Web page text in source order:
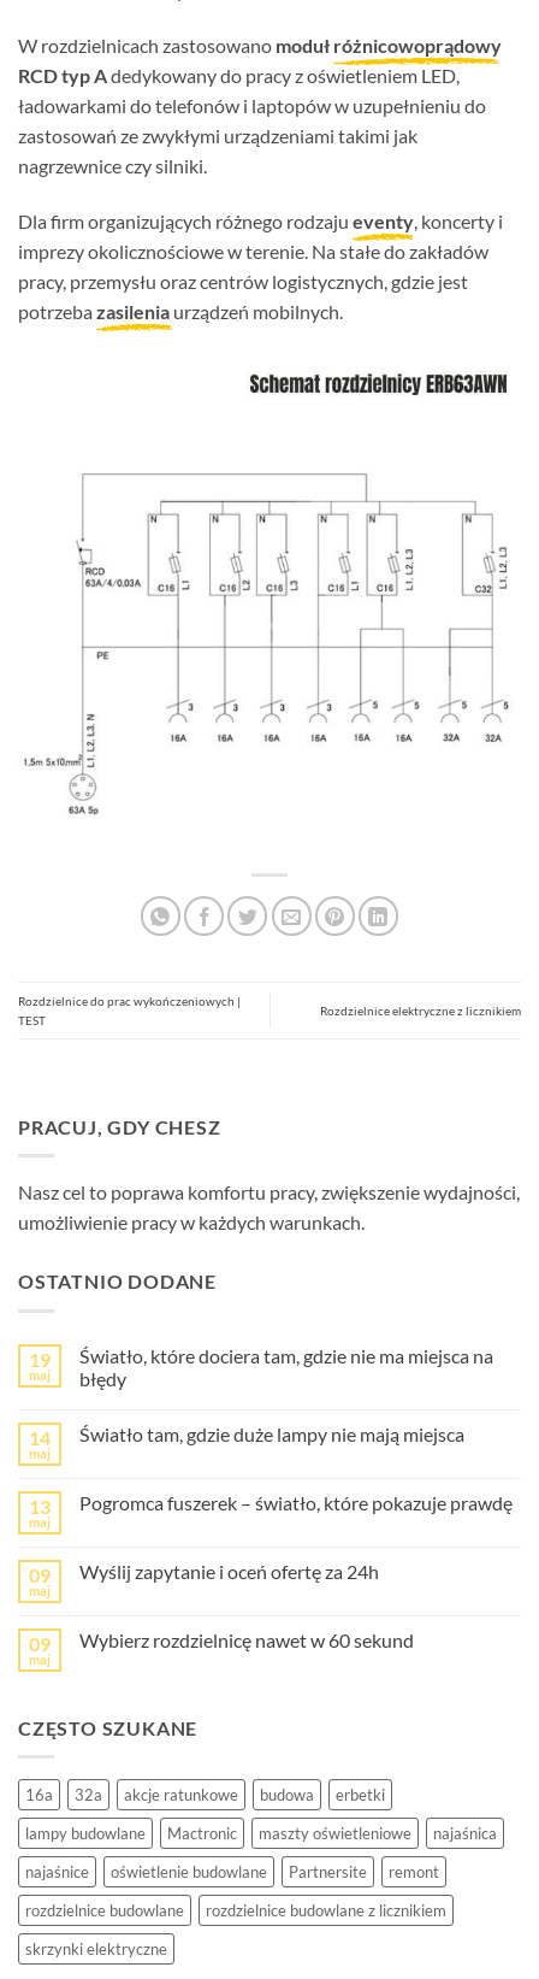
W rozdzielnicach zastosowano moduł różnicowoprądowy
RCD typ Adedykowany do pracy z oświetleniem LED,
ładowarkami do telefonów i laptopów w uzupełnieniu do
zastosowań ze zwykłymi urządzeniami takimi jak
nagrzewnice czy silniki.
Dla firm organizujących różnego rodzaju eventy , koncerty i
imprezy okolicznościowe w terenie. Na stałe do zakładów
pracy, przemysłu oraz centrów logistycznych, gdzie jest
potrzeba zasilenia urządzeń mobilnych.
Rozdzielnice do prac wykończeniowych |
TEST
Rozdzielnice elektryczne z licznikiem
PRACUJ, GDY CHESZ
Nasz cel to poprawa komfortu pracy, zwiększenie wydajności,
umożliwienie pracy w każdych warunkach.
OSTATNIO DODANE
19
maj
Światło, które dociera tam, gdzie nie ma miejsca na
błędy
14
maj
Światło tam, gdzie duże lampy nie mają miejsca
13
maj
Pogromca fuszerek – światło, które pokazuje prawdę
09
maj
Wyślij zapytanie i oceń ofertę za 24h
09
maj
Wybierz rozdzielnicę nawet w 60 sekund
CZĘSTO SZUKANE
16a 32a akcje ratunkowe budowa
erbetki
lampy budowlane
Mactronic maszty oświetleniowe
najaśnica
najaśnice
oświetlenie budowlane Partnersite
remont
rozdzielnice budowlane
rozdzielnice budowlane z licznikiem
skrzynki elektryczne